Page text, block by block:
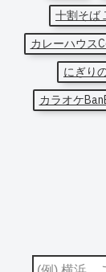
十割そば
カレーハウス
にぎり
カラオケ